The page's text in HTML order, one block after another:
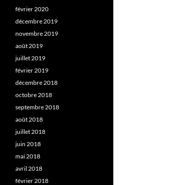
février 2020
décembre 2019
novembre 2019
août 2019
juillet 2019
février 2019
décembre 2018
octobre 2018
septembre 2018
août 2018
juillet 2018
juin 2018
mai 2018
avril 2018
février 2018